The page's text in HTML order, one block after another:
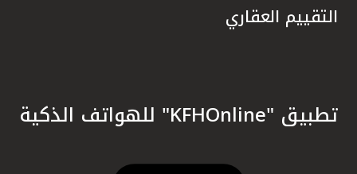
التقييم العقاري
تطبيق "KFHOnline" للهواتف الذكية